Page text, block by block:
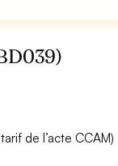
de l’acte CCAM)